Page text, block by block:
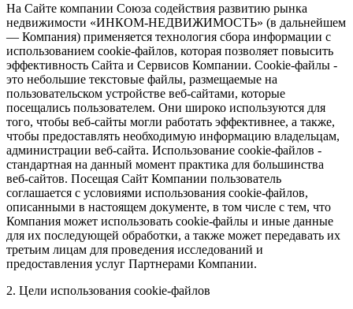
На Сайте компании Союза содействия развитию рынка
недвижимости «ИНКОМ-НЕДВИЖИМОСТЬ» (в дальнейшем
— Компания) применяется технология сбора информации с
использованием cookie-файлов, которая позволяет повысить
эффективность Сайта и Сервисов Компании. Сookie-файлы -
это небольшие текстовые файлы, размещаемые на
пользовательском устройстве веб-сайтами, которые
посещались пользователем. Они широко используются для
того, чтобы веб-сайты могли работать эффективнее, а также,
чтобы предоставлять необходимую информацию владельцам,
администрации веб-сайта. Использование cookie-файлов -
стандартная на данный момент практика для большинства
веб-сайтов. Посещая Сайт Компании пользователь
соглашается с условиями использования cookie-файлов,
описанными в настоящем документе, в том числе с тем, что
Компания может использовать cookie-файлы и иные данные
для их последующей обработки, а также может передавать их
третьим лицам для проведения исследований и
предоставления услуг Партнерами Компании.
2. Цели использования cookie-файлов